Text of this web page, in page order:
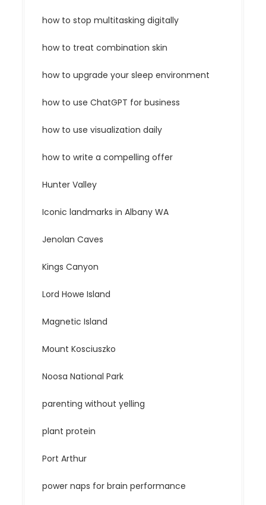
how to stop multitasking digitally
how to treat combination skin
how to upgrade your sleep environment
how to use ChatGPT for business
how to use visualization daily
how to write a compelling offer
Hunter Valley
Iconic landmarks in Albany WA
Jenolan Caves
Kings Canyon
Lord Howe Island
Magnetic Island
Mount Kosciuszko
Noosa National Park
parenting without yelling
plant protein
Port Arthur
power naps for brain performance